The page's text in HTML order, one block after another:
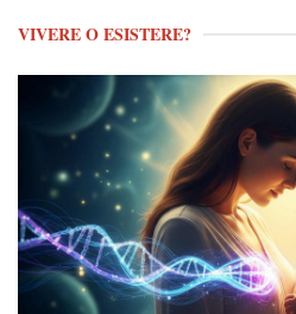
VIVERE O ESISTERE?